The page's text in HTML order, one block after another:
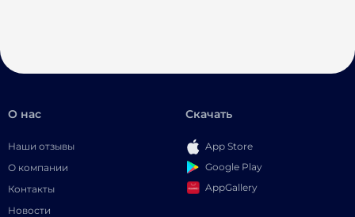
О нас
Наши отзывы
О компании
Контакты
Новости
Скачать
App Store
Google Play
AppGallery